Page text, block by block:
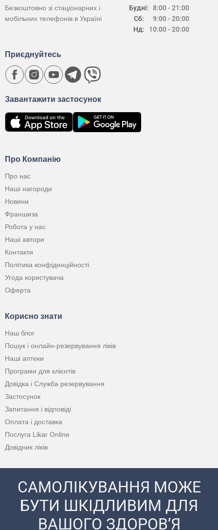
Будні:
Сб:
Нд:
8:00 - 21:00
9:00 - 20:00
10:00 - 20:00
Безкоштовно зі стаціонарних і
мобільних телефонів в Україні
Про Компанію
Про нас
Наші нагороди
Новини
Франшиза
Робота у нас
Наші автори
Контакти
Політика конфіденційності
Угода користувача
Оферта
Корисно знати
Наш блог
Пошук і онлайн-резервування ліків
Наші аптеки
Програми для клієнтів
Довідка і Служба резервування
Застосунок
Запитання і відповіді
Оплата і доставка
Послуга Likar Online
Довідник ліків
Завантажити застосунок
Приєднуйтесь
САМОЛІКУВАННЯ МОЖЕ
БУТИ ШКІДЛИВИМ ДЛЯ
ВАШОГО ЗДОРОВ’Я